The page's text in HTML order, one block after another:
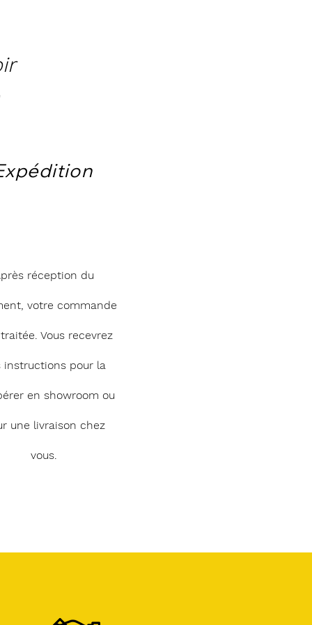
réception du
votre commande
Vous recevrez
instructions pour la
en showroom ou
une livraison chez
vous.